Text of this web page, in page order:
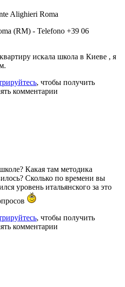
Alighieri Roma
(RM) - Telefono +39 06
искала школа в Киеве , я
, чтобы получить
комментарии
Какая там методика
Сколько по времени вы
уровень итальянского за это
, чтобы получить
комментарии